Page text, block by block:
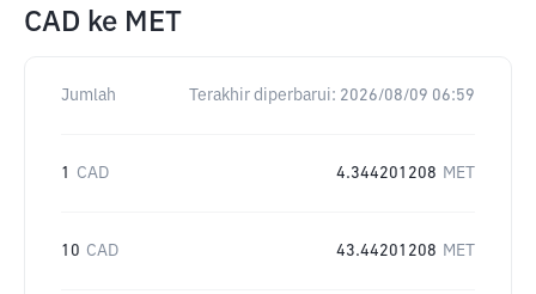
CAD ke MET
Jumlah Terakhir diperbarui: 2026/08/09 06:59
1 CAD 4.344201208 MET
10 CAD 43.44201208 MET